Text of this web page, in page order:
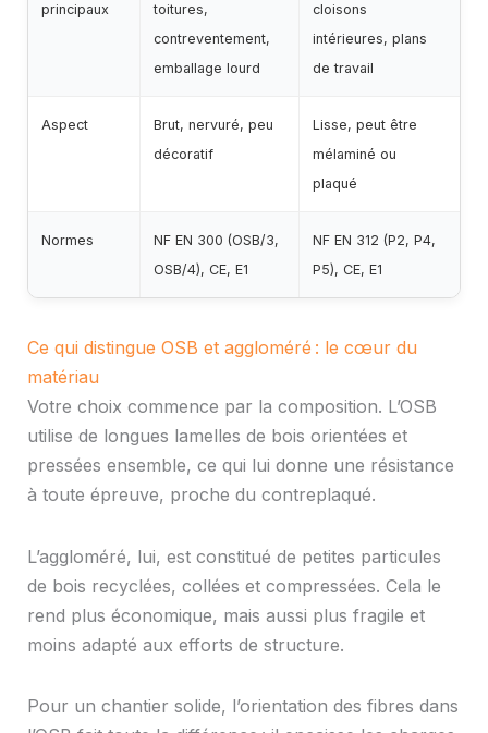
principaux
toitures,
contreventement,
emballage lourd
cloisons
intérieures, plans
de travail
Aspect
Brut, nervuré, peu
décoratif
Lisse, peut être
mélaminé ou
plaqué
Normes
NF EN 300 (OSB/3,
OSB/4), CE, E1
NF EN 312 (P2, P4,
P5), CE, E1
Ce qui distingue OSB et aggloméré : le cœur du
matériau
Votre choix commence par la composition. L’OSB
utilise de longues lamelles de bois orientées et
pressées ensemble, ce qui lui donne une résistance
à toute épreuve, proche du contreplaqué.
L’aggloméré, lui, est constitué de petites particules
de bois recyclées, collées et compressées. Cela le
rend plus économique, mais aussi plus fragile et
moins adapté aux efforts de structure.
Pour un chantier solide, l’orientation des fibres dans